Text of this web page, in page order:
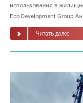
использования в
Eco Development Group
Читать далее